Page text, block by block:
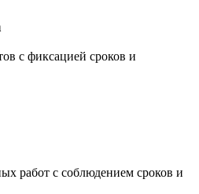
с фиксацией сроков и
работ с соблюдением сроков и